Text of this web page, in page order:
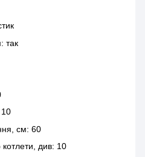
так
10
см: 60
див: 10